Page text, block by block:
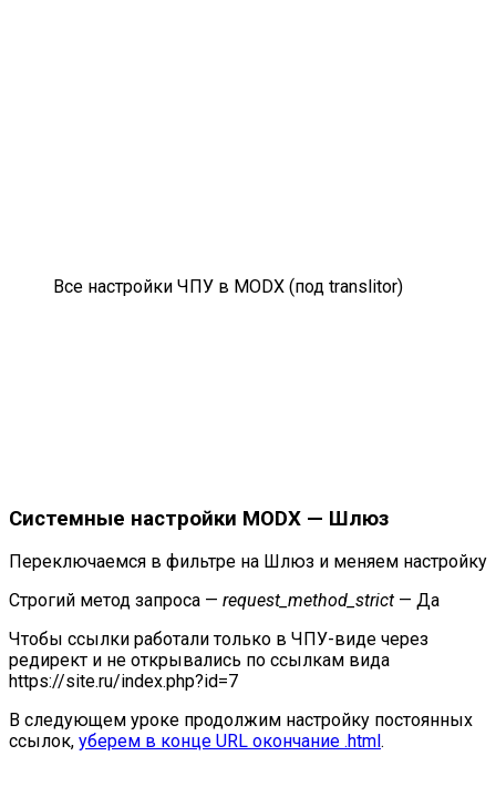
Все настройки ЧПУ в MODX (под translitor)
Системные настройки MODX — Шлюз
Переключаемся в фильтре на Шлюз и меняем настройку
Строгий метод запроса — request_method_strict — Да
Чтобы ссылки работали только в ЧПУ-виде через
редирект и не открывались по ссылкам вида
https://site.ru/index.php?id=7
В следующем уроке продолжим настройку постоянных
ссылок, уберем в конце URL окончание .html .